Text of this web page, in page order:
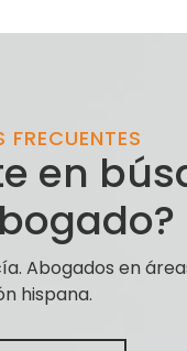
FRECUENTES
en
Abogados en
hispana.